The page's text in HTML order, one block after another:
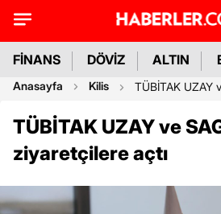
FİNANS DÖVİZ ALTIN
Anasayfa Kilis TÜBİTAK UZAY
TÜBİTAK UZAY ve
ziyaretçilere açtı